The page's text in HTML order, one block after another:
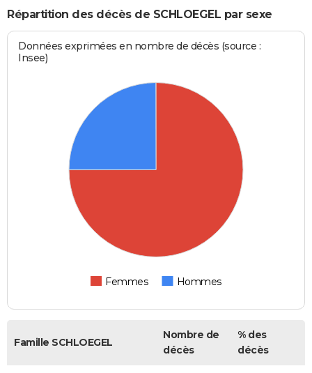
Répartition des décès de SCHLOEGEL par sexe
Données exprimées en nombre de décès (source :
Insee)
Femmes Hommes
Famille SCHLOEGEL
Nombre de
décès
% des
décès